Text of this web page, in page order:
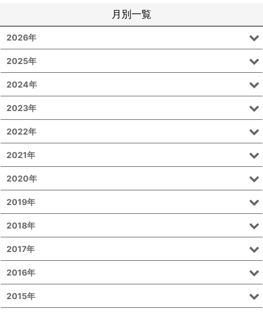
月別一覧
2026年
2025年
2024年
2023年
2022年
2021年
2020年
2019年
2018年
2017年
2016年
2015年